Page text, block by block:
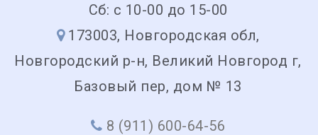
Сб: с 10-00 до 15-00
173003, Новгородская обл,
Новгородский р-н, Великий Новгород г,
Базовый пер, дом № 13
8 (911) 600-64-56